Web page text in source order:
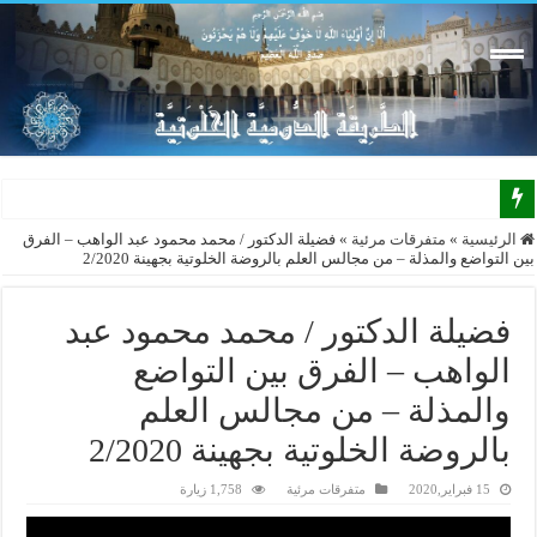
الرئيسية » متفرقات مرئية » فضيلة الدكتور / محمد محمود عبد الواهب – الفرق
بين التواضع والمذلة – من مجالس العلم بالروضة الخلوتية بجهينة 2/2020
فضيلة الدكتور / محمد محمود عبد
الواهب – الفرق بين التواضع
والمذلة – من مجالس العلم
بالروضة الخلوتية بجهينة 2/2020
15 فبراير,2020 متفرقات مرئية 1,758 زيارة